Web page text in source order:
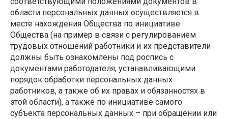
области персональных данных осуществляется в
месте нахождения Общества по инициативе
Общества (на пример в связи с регулированием
трудовых отношений работники и их представители
должны быть ознакомлены под роспись с
документами работодателя, устанавливающими
порядок обработки персональных данных
работников, а также об их правах и обязанностях в
этой области), а также по инициативе самого
субъекта персональных данных – при обращении или